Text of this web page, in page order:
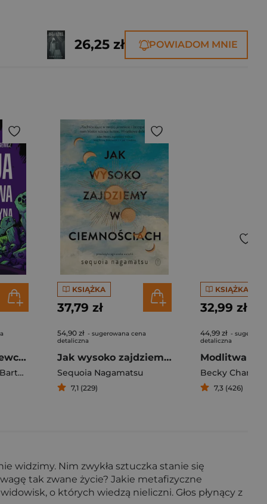
26,25 zł POWIADOM MNIE
Moja martwa dziewczyna
Łukasiewicz Marcin Bartosz
KSIĄŻKA
37,79 zł
54,90 zł - sugerowana cena
detaliczna
Jak wysoko zajdziemy w ciemnościach
Sequoia Nagamatsu
7,1 (229)
KSIĄŻKA
32,99 zł
44,99 zł -
detaliczna
Becky
7,3 (426)
widzimy. Nim zwykła sztuczka stanie się
tak zwane życie? Jakie metafizyczne
o których wiedzą nieliczni. Głos płynący z